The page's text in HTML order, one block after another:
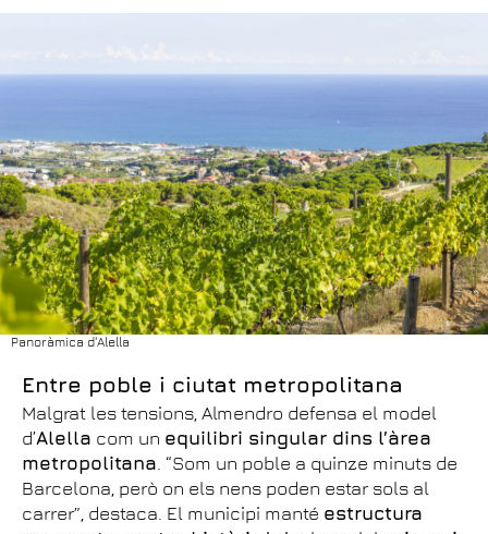
Panoràmica d'Alella
Entre poble i ciutat metropolitana
Malgrat les tensions, Almendro defensa el model
d’Alella com un equilibri singular dins l’àrea
metropolitana. “Som un poble a quinze minuts de
Barcelona, però on els nens poden estar sols al
carrer”, destaca. El municipi manté estructura